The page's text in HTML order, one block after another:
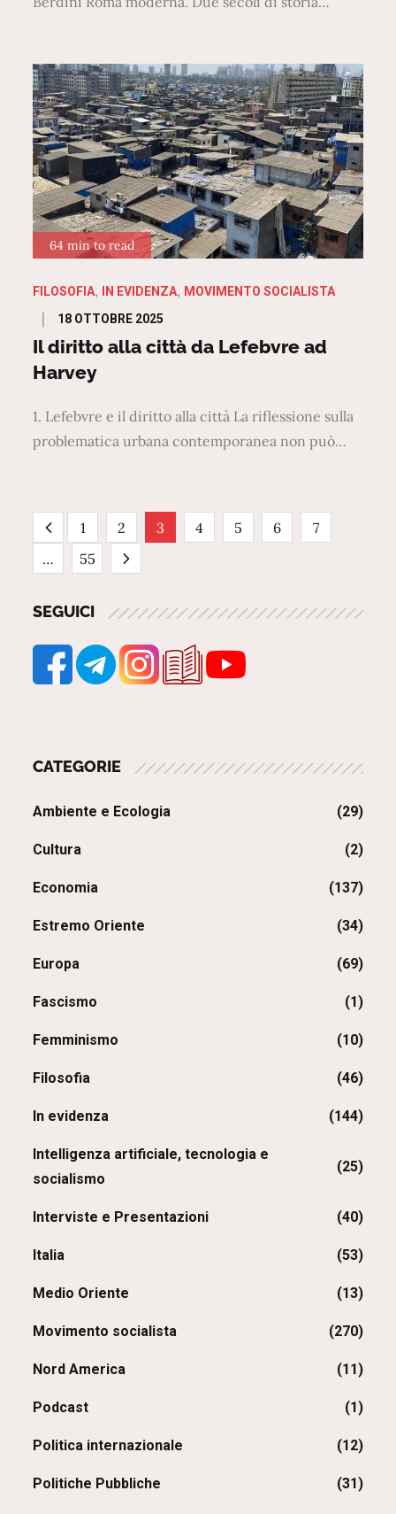
64 min to read
FILOSOFIA IN EVIDENZA MOVIMENTO SOCIALISTA
Posted
on
18 OTTOBRE 2025
Il diritto alla città da Lefebvre ad
Harvey
1. Lefebvre e il diritto alla città La riflessione sulla
problematica urbana contemporanea non può…
Paginazione
degli
articoli
1 2 3 4 5 6
7
…
55
SEGUICI
CATEGORIE
Ambiente e Ecologia (29)
Cultura (2)
Economia (137)
Estremo Oriente (34)
Europa (69)
Fascismo (1)
Femminismo (10)
Filosofia (46)
In evidenza (144)
Intelligenza artificiale, tecnologia e
socialismo
(25)
Interviste e Presentazioni (40)
Italia (53)
Medio Oriente (13)
Movimento socialista (270)
Nord America (11)
Podcast (1)
Politica internazionale (12)
Politiche Pubbliche (31)